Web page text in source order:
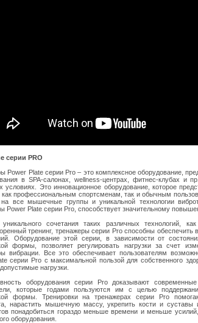
серии PRO
Power Plate серии Pro – это комплексное оборудование,
в SPA-салонах, wellness-центрах, фитнес-клубах и
условиях. Это инновационное оборудование, которое
как профессиональным спортсменам, так и обычным
на все мышечные группы и уникальной технологии
Power Plate серии Pro, способствует значительному
сочетания таких различных технологий,
тренинг, тренажеры серии Pro способны обеспечить
Оборудование этой серии, в зависимости от
формы, позволяет регулировать нагрузки за счет
вибрации. Все это обеспечивает пользователям
серии Pro с максимальной пользой для собственного
нагрузки.
оборудования серии Pro доказывают
которые годами пользуются им с целью
формы. Тренировки на тренажерах серии Pro
нарастить мышечную массу, укрепить кости и
понадобиться гораздо меньше времени и меньше
оборудования.